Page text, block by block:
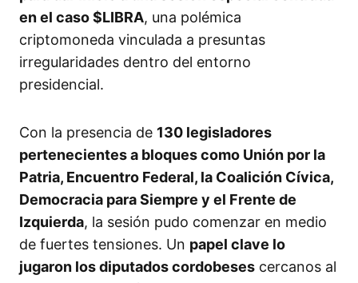
en el caso $LIBRA, una polémica
criptomoneda vinculada a presuntas
irregularidades dentro del entorno
presidencial.
Con la presencia de 130 legisladores
pertenecientes a bloques como Unión por la
Patria, Encuentro Federal, la Coalición Cívica,
Democracia para Siempre y el Frente de
Izquierda, la sesión pudo comenzar en medio
de fuertes tensiones. Un papel clave lo
jugaron los diputados cordobeses cercanos al